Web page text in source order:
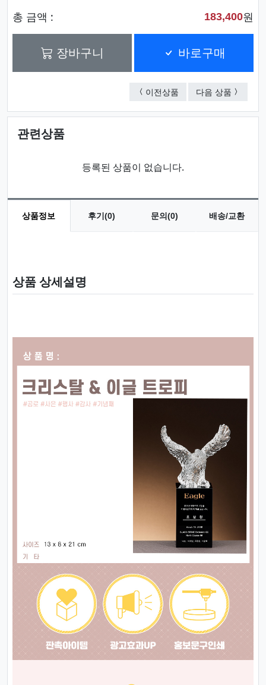
총 금액 : 183,400원
장바구니 바로구매
이전상품 크리스탈 컵 트로피
다음 상품 크리스
관련상품
등록된 상품이 없습니다.
상품정보 후기(0) 문의(0) 배송/교환
상품 상세설명